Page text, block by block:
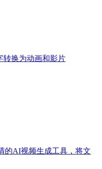
转换为动画和影片
的AI视频生成工具，将文